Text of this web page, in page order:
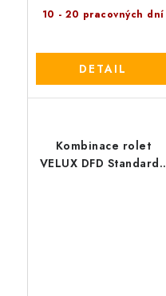
10 - 20 pracovných dní
DETAIL
Kombinace rolet
VELUX DFD Standard -